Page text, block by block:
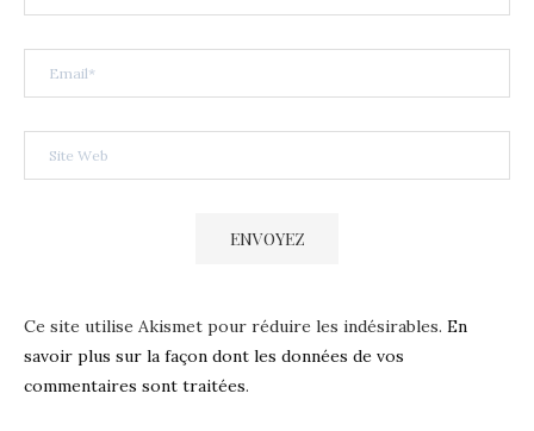
Ce site utilise Akismet pour réduire les indésirables. En
savoir plus sur la façon dont les données de vos
commentaires sont traitées.